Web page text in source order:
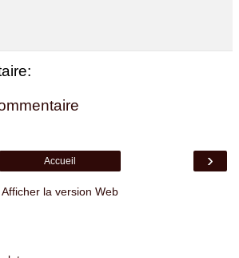
›
Accueil
Afficher la version Web